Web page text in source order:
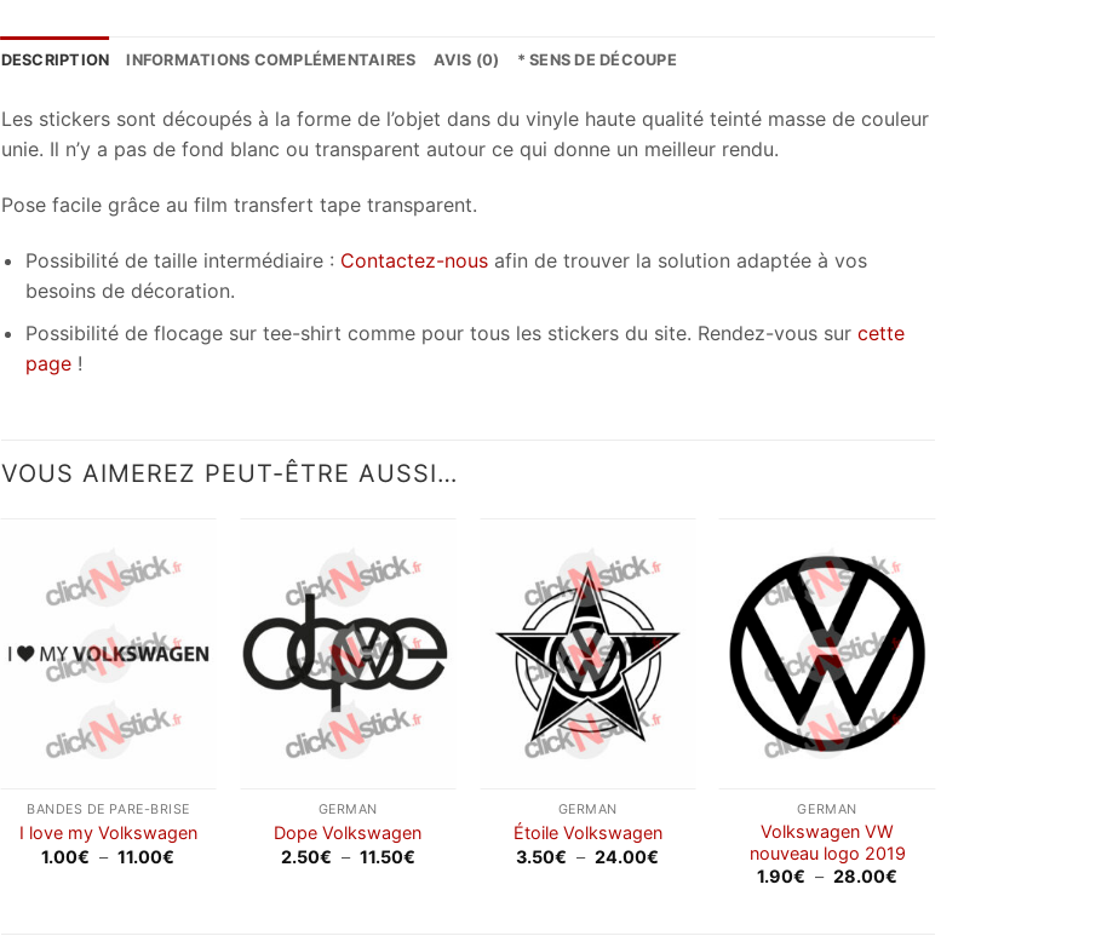
DESCRIPTION INFORMATIONS COMPLÉMENTAIRES AVIS (0) * SENS DE DÉCOUPE
Les stickers sont découpés à la forme de l’objet dans du vinyle haute qualité teinté masse de couleur
unie. Il n’y a pas de fond blanc ou transparent autour ce qui donne un meilleur rendu.
Pose facile grâce au film transfert tape transparent.
Possibilité de taille intermédiaire : Contactez-nous afin de trouver la solution adaptée à vos
besoins de décoration.
Possibilité de flocage sur tee-shirt comme pour tous les stickers du site. Rendez-vous surcette
page !
VOUS AIMEREZ PEUT-ÊTRE AUSSI…
BANDES DE PARE-BRISE
I love my Volkswagen
1.00€ – 11.00€
wishlist
GERMAN
Dope Volkswagen
2.50€ – 11.50€Plage
à la
wishlist
GERMAN
Étoile Volkswagen
3.50€ – 24.00€
Ajouter
à la
wishlist
GERMAN
Volkswagen VW
nouveau logo 2019
1.90€ – 28.00€